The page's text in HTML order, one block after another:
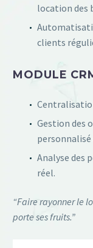
location des
clients
MODULE
Gestion des
Analyse des
réel.
“Faire rayonner le
porte ses fruits.”